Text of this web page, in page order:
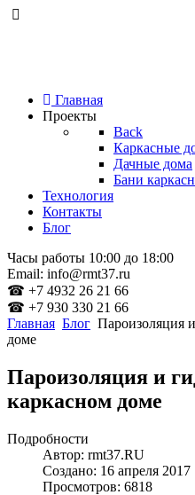
Главная
Проекты
Back
Каркасные
Дачные дома
Бани
Технология
Контакты
Блог
Часы работы 10:00 до 18:00
Email: info@rmt37.ru
☎ +7 4932 26 21 66
☎ +7 930 330 21 66
Главная Блог Пароизоляция
доме
Пароизоляция и
каркасном доме
Подробности
Автор: rmt37.RU
Создано: 16 апреля 2017
Просмотров: 6818